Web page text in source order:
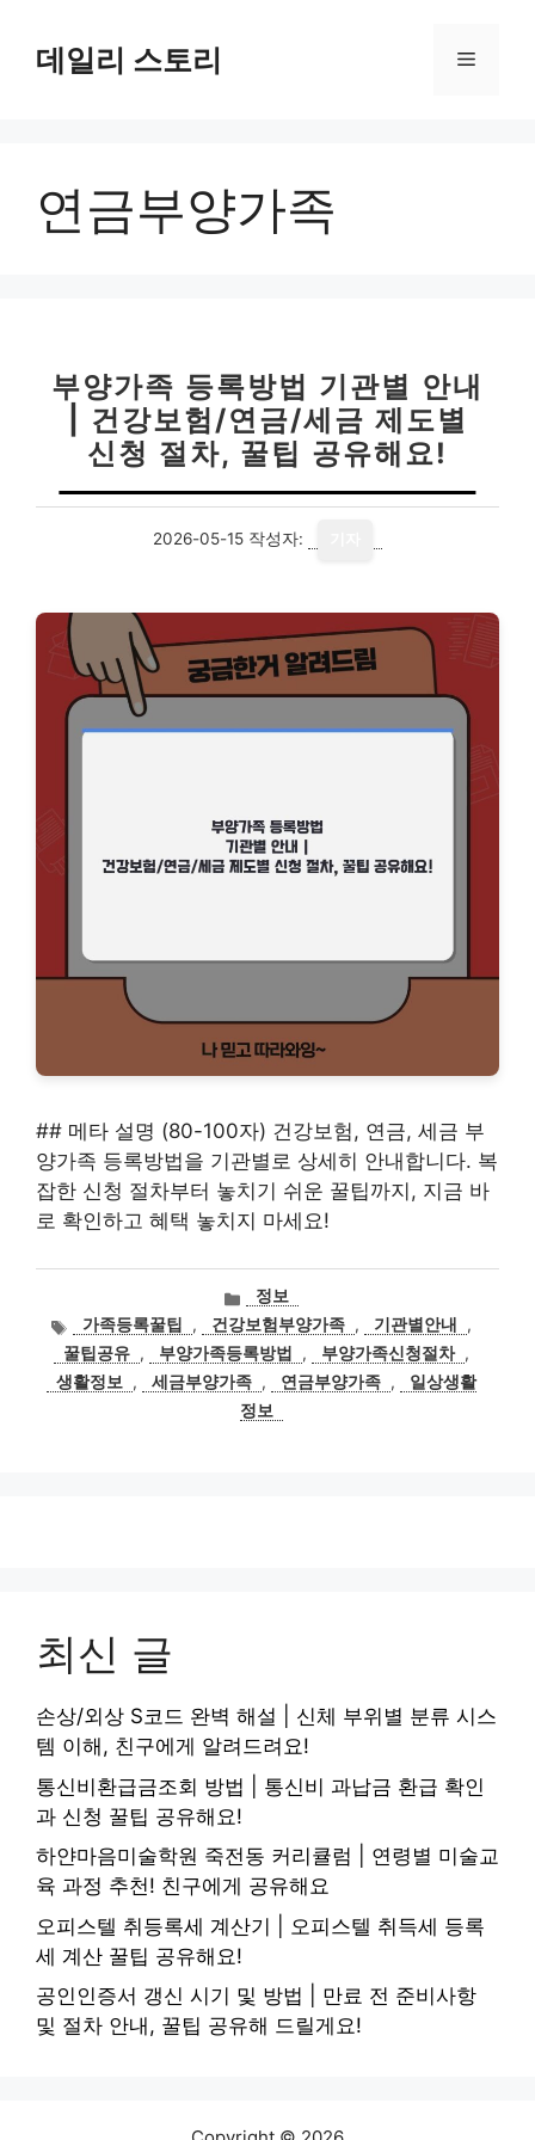
데일리 스토리 메
연금부양가족
부양가족 등록방법 기관별 안내
| 건강보험/연금/세금 제도별
신청 절차, 꿀팁 공유해요!
2026-05-15 작성자:
## 메타 설명 (80-100자) 건강보험, 연금, 세금 부
양가족 등록방법을 기관별로 상세히 안내합니다. 복
잡한 신청 절차부터 놓치기 쉬운 꿀팁까지, 지금 바
로 확인하고 혜택 놓치지 마세요!
카
테
고
리
정보
태
그
가족등록꿀팁 , 건강보험부양가족 , 기관별안내
,
꿀팁공유 , 부양가족등록방법 , 부양가족신청절차 ,
생활정보
, 세금부양가족 , 연금부양가족 ,
일상생활
정보
최신 글
손상/외상 S코드 완벽 해설 | 신체 부위별 분류 시스
템 이해, 친구에게 알려드려요!
통신비환급금조회 방법 | 통신비 과납금 환급 확인
과 신청 꿀팁 공유해요!
하얀마음미술학원 죽전동 커리큘럼 | 연령별 미술교
육 과정 추천! 친구에게 공유해요
오피스텔 취등록세 계산기 | 오피스텔 취득세 등록
세 계산 꿀팁 공유해요!
공인인증서 갱신 시기 및 방법 | 만료 전 준비사항
및 절차 안내, 꿀팁 공유해 드릴게요!